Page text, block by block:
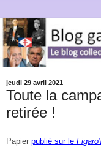
jeudi 29 avril 2021
Toute la
retirée !
Papier publié sur le